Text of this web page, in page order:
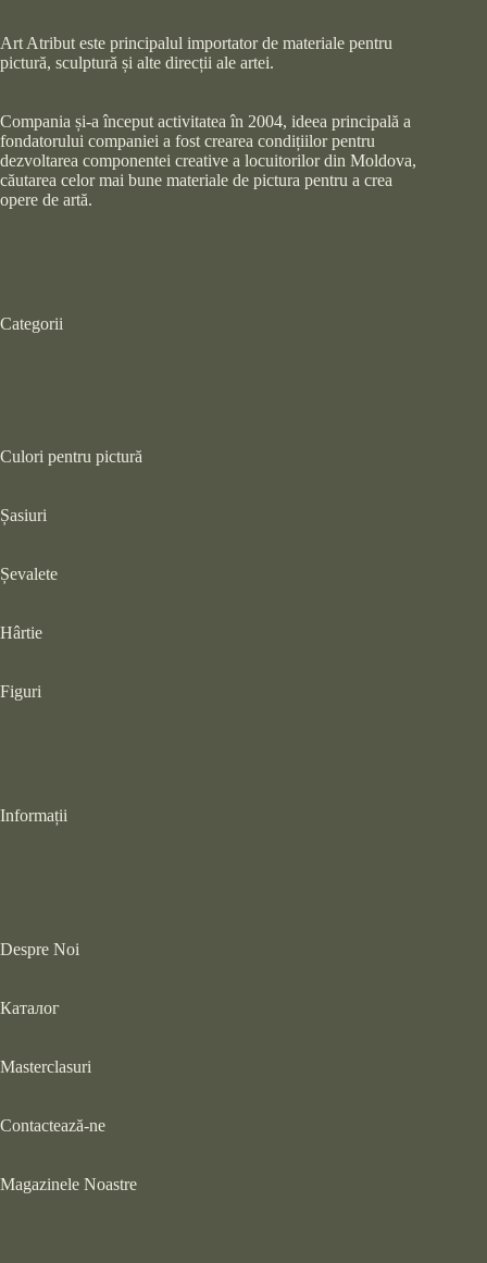
Art Atribut este principalul importator de materiale pentru
pictură, sculptură și alte direcții ale artei.
Compania și-a început activitatea în 2004, ideea principală a
fondatorului companiei a fost crearea condițiilor pentru
dezvoltarea componentei creative a locuitorilor din Moldova,
căutarea celor mai bune materiale de pictura pentru a crea
opere de artă.
Categorii
Culori pentru pictură
Șasiuri
Șevalete
Hârtie
Figuri
Informații
Despre Noi
Каталог
Masterclasuri
Contactează-ne
Magazinele Noastre